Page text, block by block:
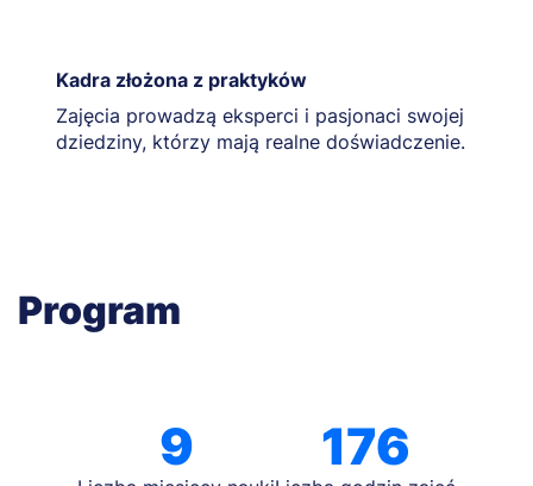
Kadra złożona z praktyków
Zajęcia prowadzą eksperci i pasjonaci swojej
dziedziny, którzy mają realne doświadczenie.
Program
9 176